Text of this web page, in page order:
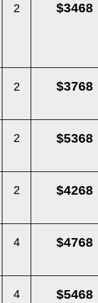
2 $3468
2 $3768
2 $5368
2 $4268
4 $4768
4 $5468